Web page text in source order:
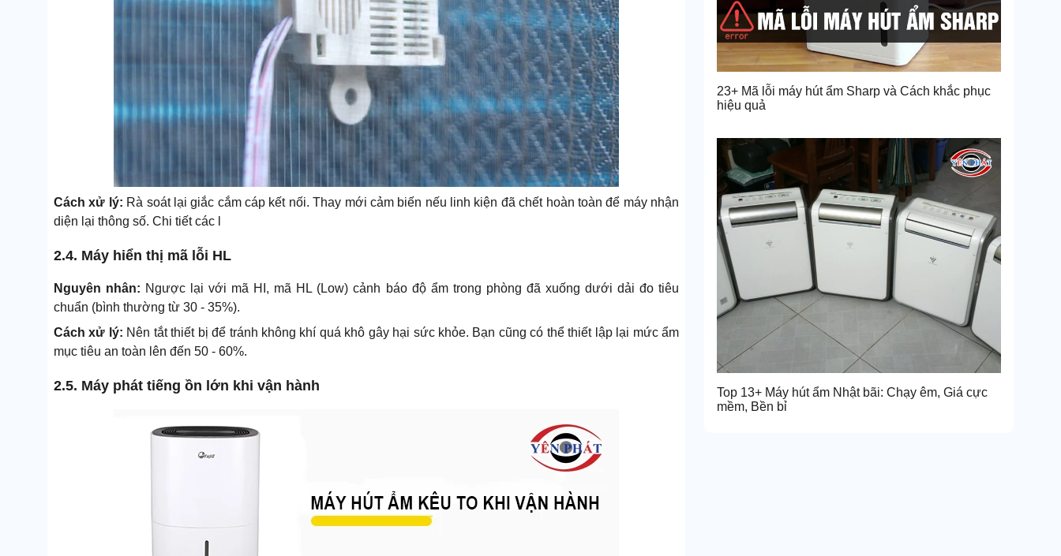
Cách xử lý: Rà soát lại giắc cắm cáp kết nối. Thay mới cảm biến nếu linh kiện đã chết hoàn toàn để máy nhận
diện lại thông số. Chi tiết các l
2.4. Máy hiển thị mã lỗi HL
Nguyên nhân: Ngược lại với mã HI, mã HL (Low) cảnh báo độ ẩm trong phòng đã xuống dưới dải đo tiêu
chuẩn (bình thường từ 30 - 35%).
Cách xử lý: Nên tắt thiết bị để tránh không khí quá khô gây hại sức khỏe. Bạn cũng có thể thiết lập lại mức ẩm
mục tiêu an toàn lên đến 50 - 60%.
2.5. Máy phát tiếng ồn lớn khi vận hành
23+ Mã lỗi máy hút ẩm Sharp và Cách khắc phục
hiệu quả
Top 13+ Máy hút ẩm Nhật bãi: Chạy êm, Giá cực
mềm, Bền bỉ